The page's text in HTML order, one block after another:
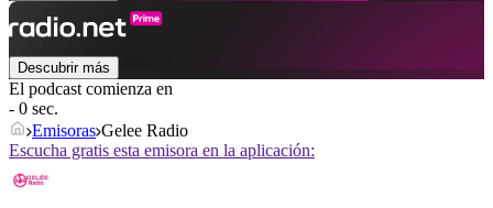
Descubrir más
El podcast comienza en
- 0 sec.
Emisoras Gelee Radio
Escucha gratis esta emisora en la aplicación: